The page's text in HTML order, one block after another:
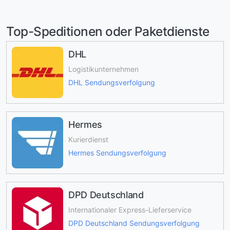
Top-Speditionen oder Paketdienste
DHL
Logistikunternehmen
DHL Sendungsverfolgung
Hermes
Kurierdienst
Hermes Sendungsverfolgung
DPD Deutschland
Internationaler Express-Lieferservice
DPD Deutschland Sendungsverfolgung